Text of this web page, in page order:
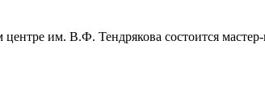
им. В.Ф. Тендрякова состоится